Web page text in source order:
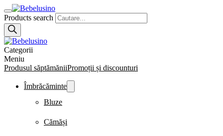
Products search
Categorii
Meniu
Produsul săptămăniiPromoții și discounturi
Îmbrăcăminte
Bluze
Cămăși